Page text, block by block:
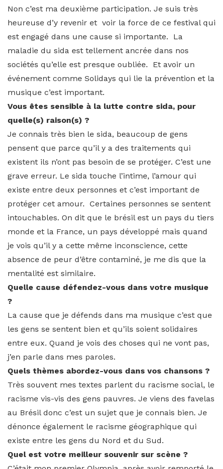
Non c’est ma deuxième participation. Je suis très
heureuse d’y revenir et voir la force de ce festival qui
est engagé dans une cause si importante. La
maladie du sida est tellement ancrée dans nos
sociétés qu’elle est presque oubliée. Et avoir un
événement comme Solidays qui lie la prévention et la
musique c’est important.
Vous êtes sensible à la lutte contre sida, pour
quelle(s) raison(s) ?
Je connais très bien le sida, beaucoup de gens
pensent que parce qu’il y a des traitements qui
existent ils n’ont pas besoin de se protéger. C’est une
grave erreur. Le sida touche l’intime, l’amour qui
existe entre deux personnes et c’est important de
protéger cet amour. Certaines personnes se sentent
intouchables. On dit que le brésil est un pays du tiers
monde et la France, un pays développé mais quand
je vois qu’il y a cette même inconscience, cette
absence de peur d’être contaminé, je me dis que la
mentalité est similaire.
Quelle cause défendez-vous dans votre musique
?
La cause que je défends dans ma musique c’est que
les gens se sentent bien et qu’ils soient solidaires
entre eux. Quand je vois des choses qui ne vont pas,
j’en parle dans mes paroles.
Quels thèmes abordez-vous dans vos chansons ?
Très souvent mes textes parlent du racisme social, le
racisme vis-vis des gens pauvres. Je viens des favelas
au Brésil donc c’est un sujet que je connais bien. Je
dénonce également le racisme géographique qui
existe entre les gens du Nord et du Sud.
Quel est votre meilleur souvenir sur scène ?